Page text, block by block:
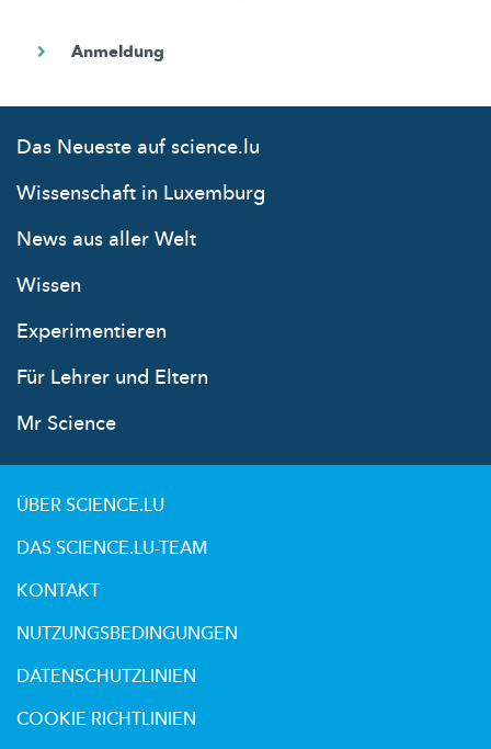
Das Neueste auf science.lu
Wissenschaft in Luxemburg
News aus aller Welt
Wissen
Experimentieren
Für Lehrer und Eltern
Mr Science
ÜBER SCIENCE.LU
DAS SCIENCE.LU-TEAM
KONTAKT
NUTZUNGSBEDINGUNGEN
DATENSCHUTZLINIEN
COOKIE RICHTLINIEN